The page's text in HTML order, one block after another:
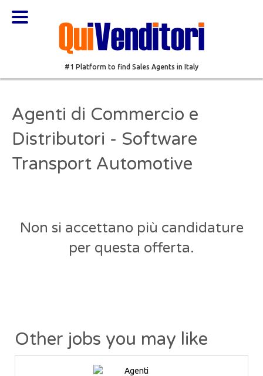
#1 Platform to find Sales Agents in Italy
Agenti di Commercio e
Distributori - Software
Transport Automotive
Non si accettano più candidature
per questa offerta.
Other jobs you may like